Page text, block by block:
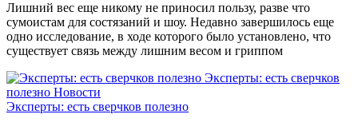
Лишний вес еще никому не приносил пользу, разве что
сумоистам для состязаний и шоу. Недавно завершилось еще
одно исследование, в ходе которого было установлено, что
существует связь между лишним весом и гриппом
Эксперты: есть сверчков
полезно Новости
Эксперты: есть сверчков полезно